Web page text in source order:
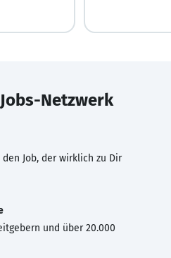
Netzwerk
Job, der wirklich zu Dir
und über 20.000